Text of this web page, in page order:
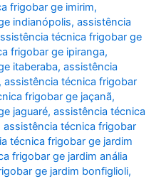
frigobar ge imirim,
indianópolis,assistência
técnica frigobar ge
frigobar ge ipiranga,
itaberaba,assistência
,assistência técnica frigobar
frigobar ge jaçanã,
jaguaré,assistência técnica
assistência técnica frigobar
técnica frigobar ge jardim
frigobar ge jardim anália
ge jardim bonfiglioli,